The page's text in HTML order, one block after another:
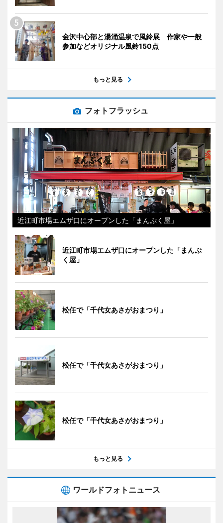
金沢中心部と湯涌温泉で風鈴展 作家や一般
参加などオリジナル風鈴150点
もっと見る
フォトフラッシュ
近江町市場エムザ口にオープンした「まんぷく屋」
近江町市場エムザ口にオープンした「まんぷ
く屋」
松任で「千代女あさがおまつり」
松任で「千代女あさがおまつり」
松任で「千代女あさがおまつり」
もっと見る
ワールドフォトニュース